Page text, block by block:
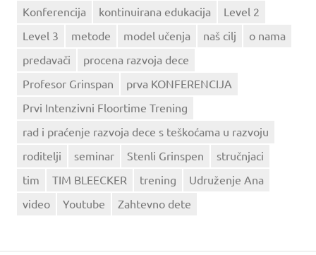
Konferencija
kontinuirana edukacija
Level 2
Level 3
metode model učenja naš cilj
o nama
predavači
procena razvoja dece
Profesor Grinspan
prva KONFERENCIJA
Prvi Intenzivni Floortime Trening
rad i praćenje razvoja dece s teškoćama u razvoju
roditelji
seminar Stenli Grinspen
stručnjaci
tim
TIM BLEECKER trening
Udruženje Ana
video
Youtube Zahtevno dete